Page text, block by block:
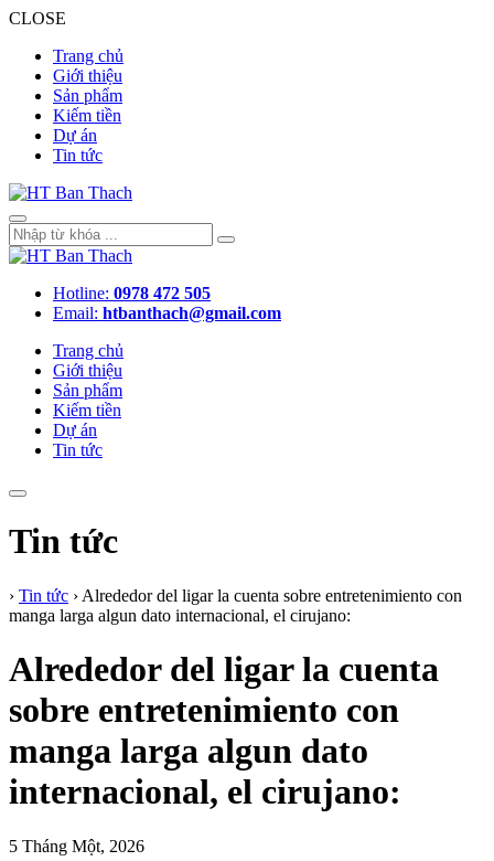
CLOSE
Trang chủ
Giới thiệu
Sản phẩm
Kiếm tiền
Dự án
Tin tức
Hotline: 0978 472 505
Email: htbanthach@gmail.com
Trang chủ
Giới thiệu
Sản phẩm
Kiếm tiền
Dự án
Tin tức
Tin tức
› Tin tức › Alrededor del ligar la cuenta sobre entretenimiento con
manga larga algun dato internacional, el cirujano:
Alrededor del ligar la cuenta
sobre entretenimiento con
manga larga algun dato
internacional, el cirujano:
5 Tháng Một, 2026